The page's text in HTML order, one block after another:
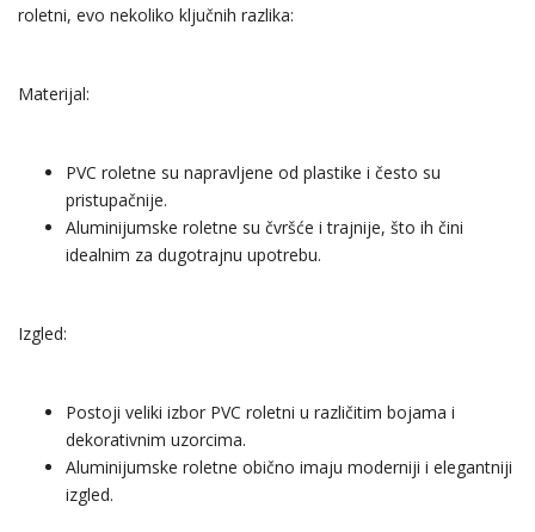
roletni, evo nekoliko ključnih razlika:
Materijal:
PVC roletne su napravljene od plastike i često su
pristupačnije.
Aluminijumske roletne su čvršće i trajnije, što ih čini
idealnim za dugotrajnu upotrebu.
Izgled:
Postoji veliki izbor PVC roletni u različitim bojama i
dekorativnim uzorcima.
Aluminijumske roletne obično imaju moderniji i elegantniji
izgled.